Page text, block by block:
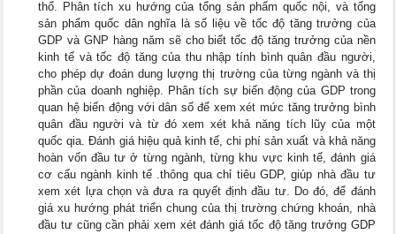
thổ. Phân tích xu hướng của tổng sản phẩm quốc nội, và tổng
sản phẩm quốc dân nghĩa là số liệu về tốc độ tăng trưởng của
GDP và GNP hàng năm sẽ cho biết tốc độ tăng trưởng của nền
kinh tế và tốc độ tăng của thu nhập tính bình quân đầu người,
cho phép dự đoán dung lượng thị trường của từng ngành và thị
phần của doanh nghiệp. Phân tích sự biến động của GDP trong
quan hệ biến động với dân số để xem xét mức tăng trưởng bình
quân đầu người và từ đó xem xét khả năng tích lũy của một
quốc qia. Đánh giá hiệu quả kinh tế, chi phí sản xuất và khả năng
hoàn vốn đầu tư ở từng ngành, từng khu vực kinh tế, đánh giá
cơ cấu ngành kinh tế .thông qua chỉ tiêu GDP, giúp nhà đầu tư
xem xét lựa chọn và đưa ra quyết định đầu tư. Do đó, để đánh
giá xu hướng phát triển chung của thị trường chứng khoán, nhà
đầu tư cũng cần phải xem xét đánh giá tốc độ tăng trưởng GDP